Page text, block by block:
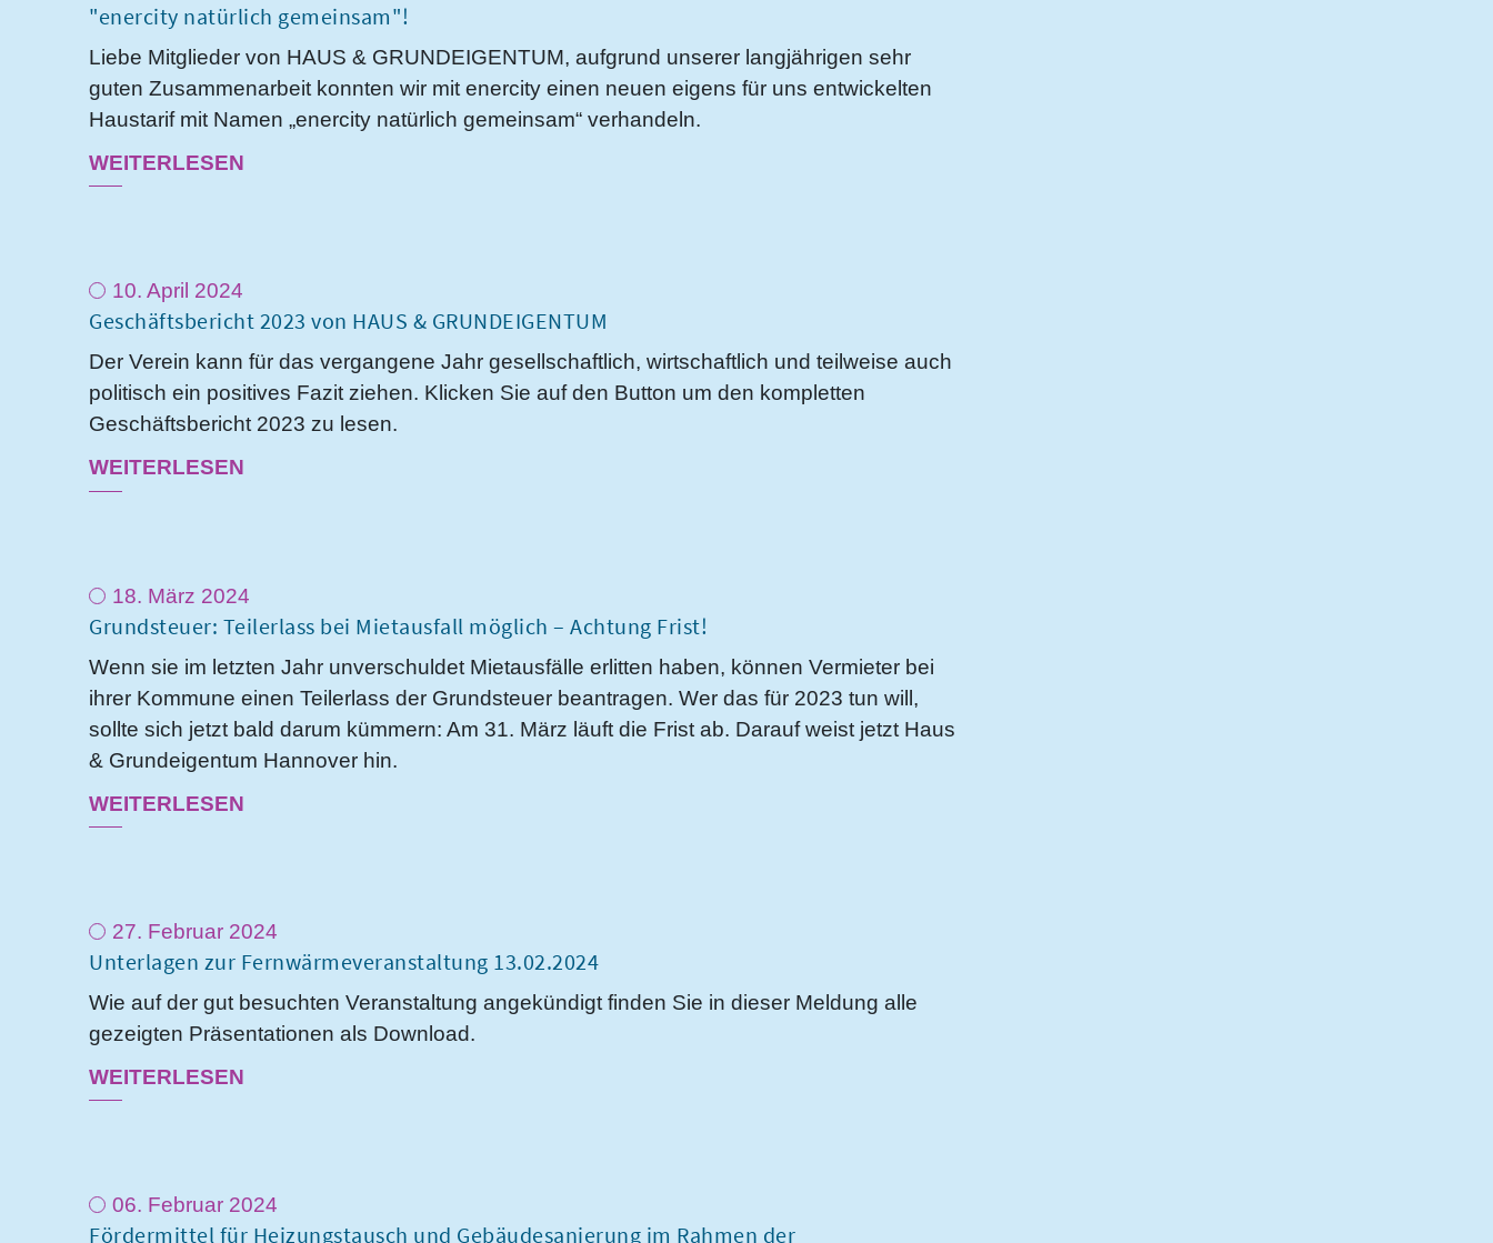
"enercity natürlich gemeinsam"!
Liebe Mitglieder von HAUS & GRUNDEIGENTUM, aufgrund unserer langjährigen sehr
guten Zusammenarbeit konnten wir mit enercity einen neuen eigens für uns entwickelten
Haustarif mit Namen „enercity natürlich gemeinsam“ verhandeln.
WEITERLESEN
10. April 2024
Geschäftsbericht 2023 von HAUS & GRUNDEIGENTUM
Der Verein kann für das vergangene Jahr gesellschaftlich, wirtschaftlich und teilweise auch
politisch ein positives Fazit ziehen. Klicken Sie auf den Button um den kompletten
Geschäftsbericht 2023 zu lesen.
WEITERLESEN
18. März 2024
Grundsteuer: Teilerlass bei Mietausfall möglich – Achtung Frist!
Wenn sie im letzten Jahr unverschuldet Mietausfälle erlitten haben, können Vermieter bei
ihrer Kommune einen Teilerlass der Grundsteuer beantragen. Wer das für 2023 tun will,
sollte sich jetzt bald darum kümmern: Am 31. März läuft die Frist ab. Darauf weist jetzt Haus
& Grundeigentum Hannover hin.
WEITERLESEN
27. Februar 2024
Unterlagen zur Fernwärmeveranstaltung 13.02.2024
Wie auf der gut besuchten Veranstaltung angekündigt finden Sie in dieser Meldung alle
gezeigten Präsentationen als Download.
WEITERLESEN
06. Februar 2024
Fördermittel für Heizungstausch und Gebäudesanierung im Rahmen der